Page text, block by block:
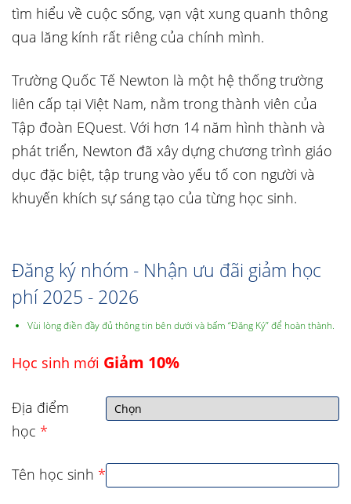
tìm hiểu về cuộc sống, vạn vật xung quanh thông
qua lăng kính rất riêng của chính mình.
Trường Quốc Tế Newton là một hệ thống trường
liên cấp tại Việt Nam, nằm trong thành viên của
Tập đoàn EQuest. Với hơn 14 năm hình thành và
phát triển, Newton đã xây dựng chương trình giáo
dục đặc biệt, tập trung vào yếu tố con người và
khuyến khích sự sáng tạo của từng học sinh.
Đăng ký nhóm - Nhận ưu đãi giảm học
phí 2025 - 2026
Vùi lòng điền đầy đủ thông tin bên dưới và bấm “Đăng Ký” để hoàn thành.
Học sinh mới Giảm 10%
Địa điểm
học *
Tên học sinh *